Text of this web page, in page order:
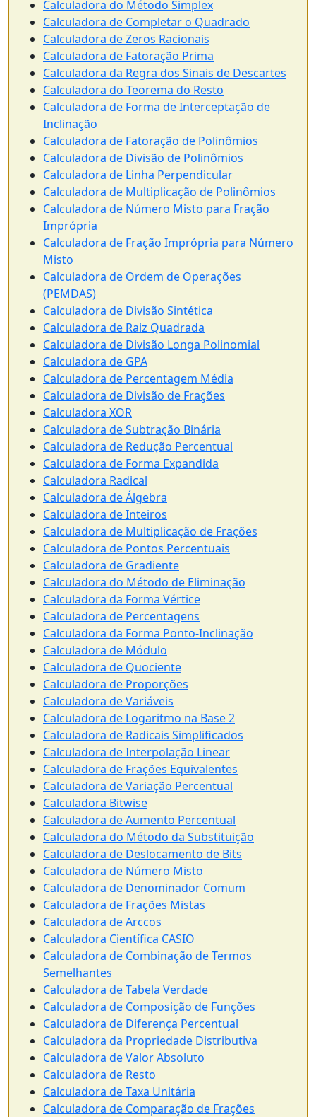
Calculadora do Método Simplex
Calculadora de Completar o Quadrado
Calculadora de Zeros Racionais
Calculadora de Fatoração Prima
Calculadora da Regra dos Sinais de Descartes
Calculadora do Teorema do Resto
Calculadora de Forma de Interceptação de
Inclinação
Calculadora de Fatoração de Polinômios
Calculadora de Divisão de Polinômios
Calculadora de Linha Perpendicular
Calculadora de Multiplicação de Polinômios
Calculadora de Número Misto para Fração
Imprópria
Calculadora de Fração Imprópria para Número
Misto
Calculadora de Ordem de Operações
(PEMDAS)
Calculadora de Divisão Sintética
Calculadora de Raiz Quadrada
Calculadora de Divisão Longa Polinomial
Calculadora de GPA
Calculadora de Percentagem Média
Calculadora de Divisão de Frações
Calculadora XOR
Calculadora de Subtração Binária
Calculadora de Redução Percentual
Calculadora de Forma Expandida
Calculadora Radical
Calculadora de Álgebra
Calculadora de Inteiros
Calculadora de Multiplicação de Frações
Calculadora de Pontos Percentuais
Calculadora de Gradiente
Calculadora do Método de Eliminação
Calculadora da Forma Vértice
Calculadora de Percentagens
Calculadora da Forma Ponto-Inclinação
Calculadora de Módulo
Calculadora de Quociente
Calculadora de Proporções
Calculadora de Variáveis
Calculadora de Logaritmo na Base 2
Calculadora de Radicais Simplificados
Calculadora de Interpolação Linear
Calculadora de Frações Equivalentes
Calculadora de Variação Percentual
Calculadora Bitwise
Calculadora de Aumento Percentual
Calculadora do Método da Substituição
Calculadora de Deslocamento de Bits
Calculadora de Número Misto
Calculadora de Denominador Comum
Calculadora de Frações Mistas
Calculadora de Arccos
Calculadora Científica CASIO
Calculadora de Combinação de Termos
Semelhantes
Calculadora de Tabela Verdade
Calculadora de Composição de Funções
Calculadora de Diferença Percentual
Calculadora da Propriedade Distributiva
Calculadora de Valor Absoluto
Calculadora de Resto
Calculadora de Taxa Unitária
Calculadora de Comparação de Frações